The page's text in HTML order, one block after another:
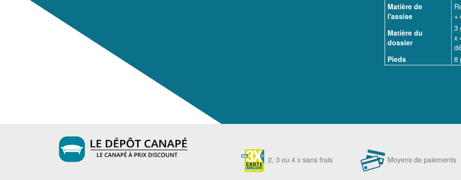
Matière de
l'assise
+
Matière du
dossier
3
x
Pieds
8
2, 3 ou 4 x sans frais Moyens de paiements